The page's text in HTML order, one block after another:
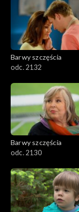
Barwy szczęścia
odc. 2132
Barwy szczęścia
odc. 2130